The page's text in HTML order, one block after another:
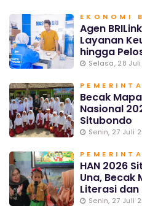
EKONOMI
Agen
Layanan
hingga
Selasa, 28
Becak
Nasional
Situbondo
Senin, 27 Juli
HAN 2026
Una, Becak
Literasi
Senin, 27 Juli